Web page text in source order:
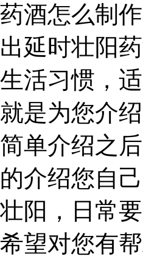
药酒怎么制
出延时壮阳
生活习惯，
就是为您介
简单介绍之
的介绍您自
壮阳，日常
希望对您有帮